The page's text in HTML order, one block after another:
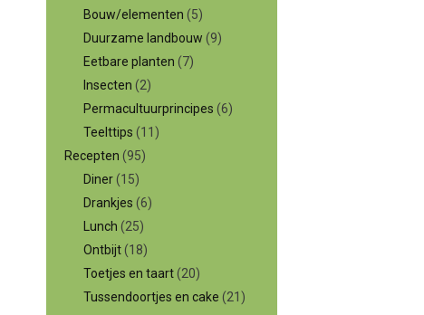
Bouw/elementen (5)
Duurzame landbouw (9)
Eetbare planten (7)
Insecten (2)
Permacultuurprincipes (6)
Teelttips (11)
Recepten (95)
Diner(15)
Drankjes (6)
Lunch (25)
Ontbijt(18)
Toetjes en taart(20)
Tussendoortjes en cake (21)